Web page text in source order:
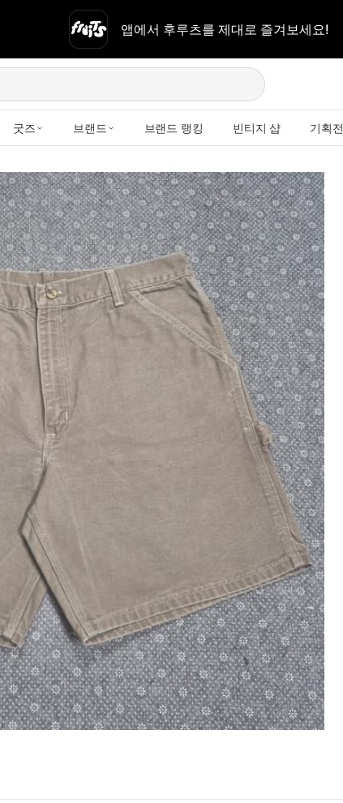
앱에서 후루츠를 제대로 즐겨보세요!
굿즈 브랜드 브랜드 랭킹 빈티지 샵 기획전